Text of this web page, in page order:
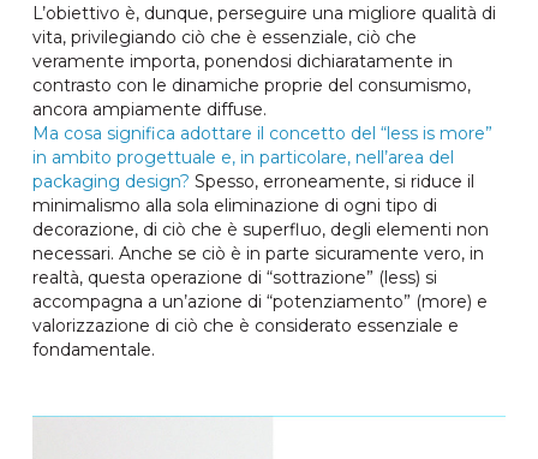
L’obiettivo è, dunque, perseguire una migliore qualità di
vita, privilegiando ciò che è essenziale, ciò che
veramente importa, ponendosi dichiaratamente in
contrasto con le dinamiche proprie del consumismo,
ancora ampiamente diffuse.
Ma cosa significa adottare il concetto del “less is more”
in ambito progettuale e, in particolare, nell’area del
packaging design? Spesso, erroneamente, si riduce il
minimalismo alla sola eliminazione di ogni tipo di
decorazione, di ciò che è superfluo, degli elementi non
necessari. Anche se ciò è in parte sicuramente vero, in
realtà, questa operazione di “sottrazione” (less) si
accompagna a un’azione di “potenziamento” (more) e
valorizzazione di ciò che è considerato essenziale e
fondamentale.